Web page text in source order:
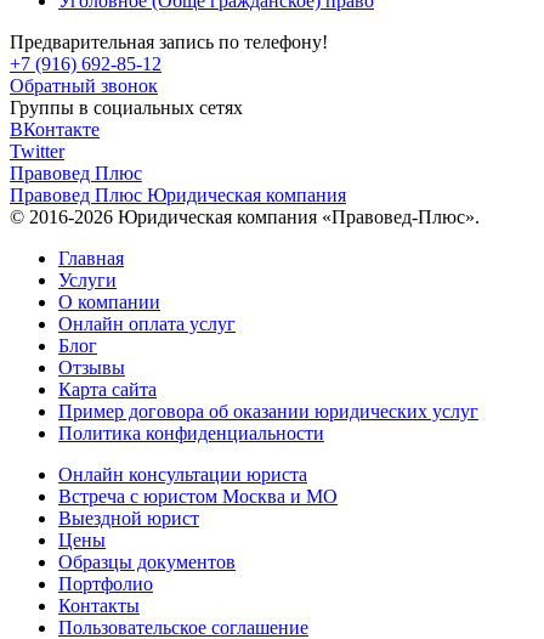
Предварительная запись по телефону!
+7 (916) 692-85-12
Обратный звонок
Группы в социальных сетях
ВКонтакте
Twitter
Правовед Плюс
Правовед Плюс Юридическая компания
© 2016-2026 Юридическая компания «Правовед-Плюс».
Главная
Услуги
О компании
Онлайн оплата услуг
Блог
Отзывы
Карта сайта
Пример договора об оказании юридических услуг
Политика конфиденциальности
Онлайн консультации юриста
Встреча с юристом Москва и МО
Выездной юрист
Цены
Образцы документов
Портфолио
Контакты
Пользовательское соглашение